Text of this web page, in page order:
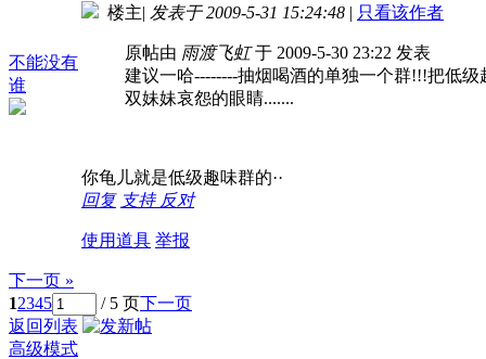
不能没有
谁
楼主| 发表于 2009-5-31 15:24:48 | 只看该作者
原帖由 雨渡飞虹于 2009-5-30 23:22 发表
建议一哈--------抽烟喝酒的单独一个群!!!把低
双妹妹哀怨的眼睛.......
你龟儿就是低级趣味群的··
回复 支持 反对
使用道具 举报
下一页 »
12345 / 5 页下一页
返回列表
高级模式